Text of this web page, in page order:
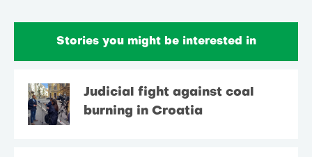
Stories you might be interested in
Judicial fight against coal
burning in Croatia